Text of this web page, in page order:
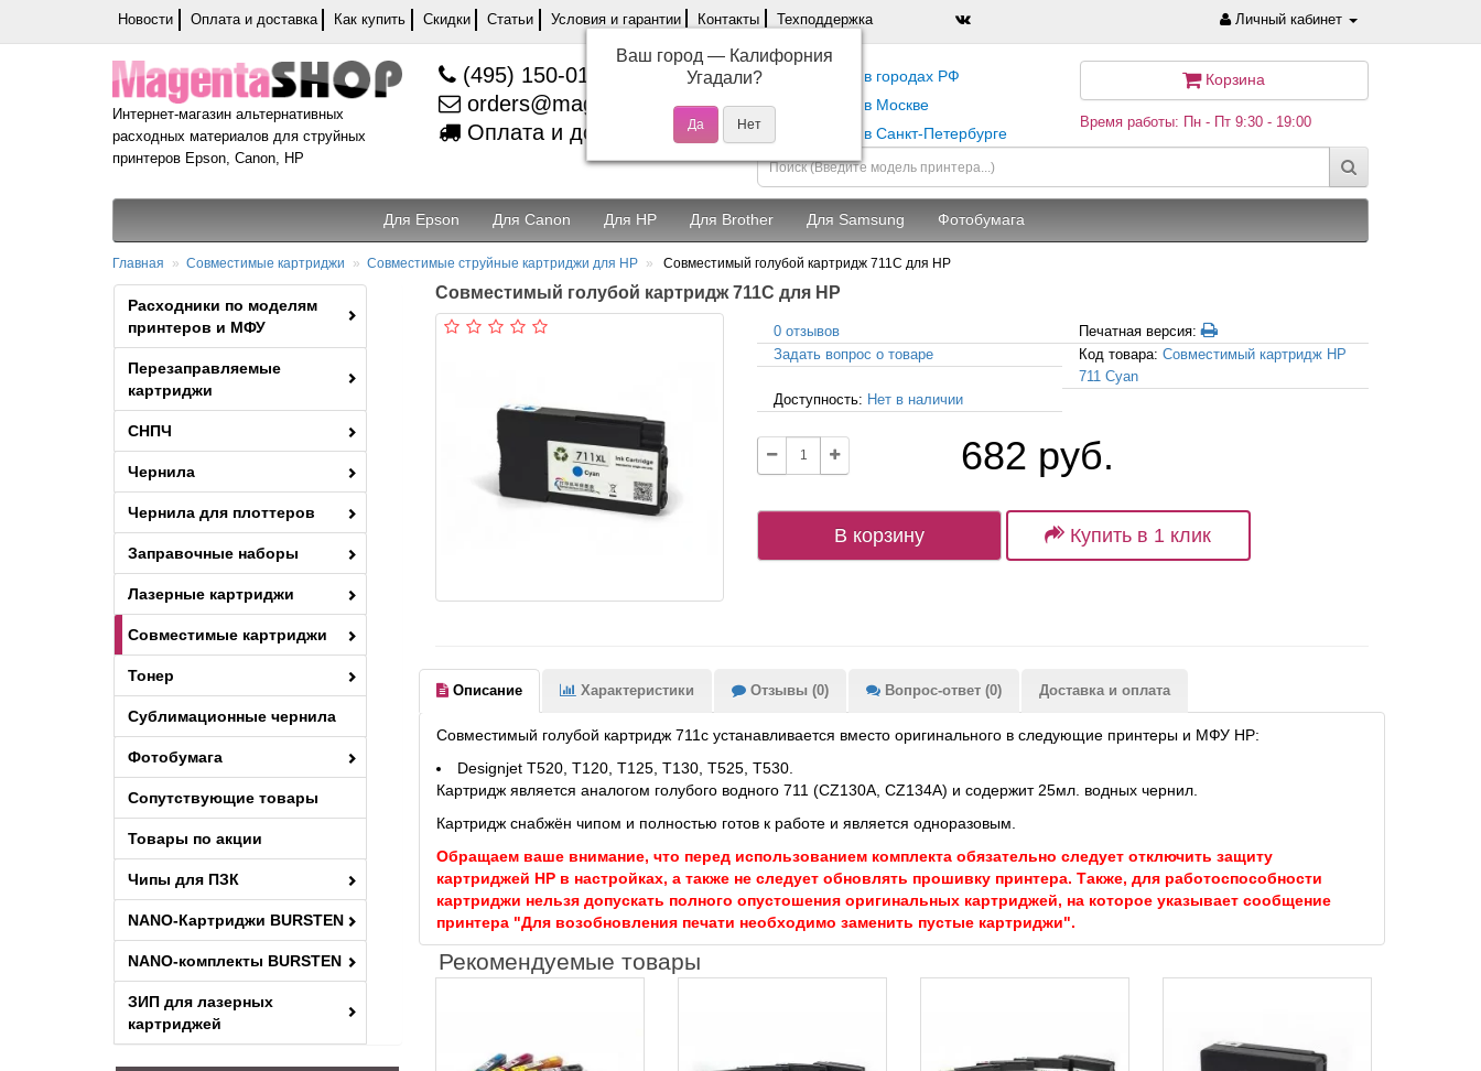
Новости Оплата и доставка Как купить Скидки Статьи Условия и гарантии Контакты Техподдержка Личный кабинет
Интернет-магазин альтернативных
расходных материалов для струйных
принтеров Epson, Canon, HP
(495) 150-01-37
orders@magentashop.ru
Оплата и доставка
Самовывоз в городах РФ
Самовывоз в Москве
Самовывоз в Санкт-Петербурге
Корзина
Время работы: Пн - Пт 9:30 - 19:00
Для Epson Для Canon Для HP Для Brother Для Samsung Фотобумага
Главная Совместимые картриджи Совместимые струйные картриджи для HP Совместимый голубой картридж 711C для HP
Расходники по моделям
принтеров и МФУ
Перезаправляемые
картриджи
СНПЧ
Чернила
Чернила для плоттеров
Заправочные наборы
Лазерные картриджи
Совместимые картриджи
Тонер
Сублимационные чернила
Фотобумага
Сопутствующие товары
Товары по акции
Чипы для ПЗК
NANO-Картриджи BURSTEN
NANO-комплекты BURSTEN
ЗИП для лазерных
картриджей
Совместимый голубой картридж 711C для HP
0 отзывов
Печатная версия:
Задать вопрос о товаре
Код товара:Совместимый картридж HP
711 Cyan
Доступность: Нет в наличии
682 руб.
В корзину Купить в 1 клик
Описание Характеристики Отзывы (0) Вопрос-ответ (0) Доставка и оплата
Совместимый голубой картридж 711c устанавливается вместо оригинального в следующие принтеры и МФУ HP:
Designjet T520, T120, T125, T130, T525, T530.
Картридж является аналогом голубого водного 711 (CZ130A, CZ134A) и содержит 25мл. водных чернил.
Картридж снабжён чипом и полностью готов к работе и является одноразовым.
Обращаем ваше внимание, что перед использованием комплекта обязательно следует отключить защиту
картриджей HP в настройках, а также не следует обновлять прошивку принтера. Также, для работоспособности
картриджи нельзя допускать полного опустошения оригинальных картриджей, на которое указывает сообщение
принтера "Для возобновления печати необходимо заменить пустые картриджи".
Рекомендуемые товары
Ваш город — Калифорния
Угадали?